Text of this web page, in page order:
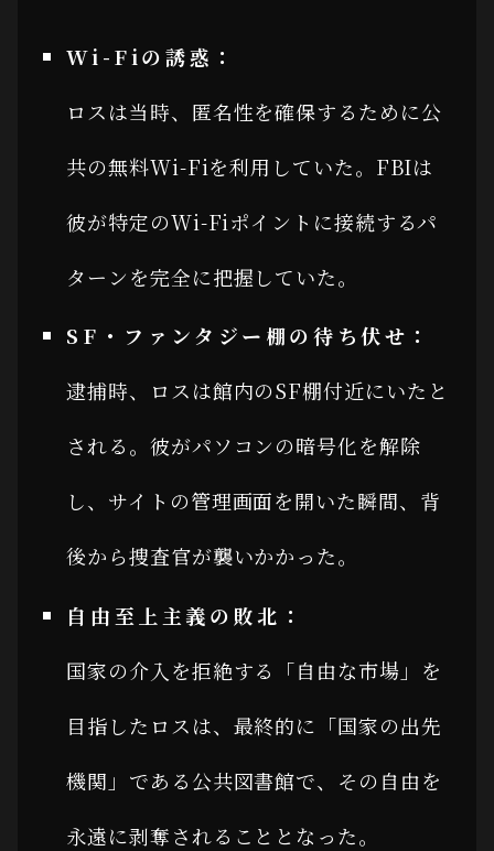
Wi-Fiの誘惑：
ロスは当時、匿名性を確保するために公
共の無料Wi-Fiを利用していた。FBIは
彼が特定のWi-Fiポイントに接続するパ
ターンを完全に把握していた。
SF・ファンタジー棚の待ち伏せ：
逮捕時、ロスは館内のSF棚付近にいたと
される。彼がパソコンの暗号化を解除
し、サイトの管理画面を開いた瞬間、背
後から捜査官が襲いかかった。
自由至上主義の敗北：
国家の介入を拒絶する「自由な市場」を
目指したロスは、最終的に「国家の出先
機関」である公共図書館で、その自由を
永遠に剥奪されることとなった。